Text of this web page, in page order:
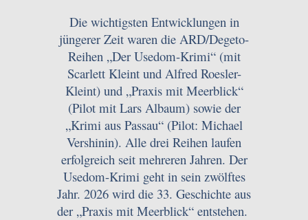
Die wichtigsten Entwicklungen in
jüngerer Zeit waren die ARD/Degeto-
Reihen „Der Usedom-Krimi“ (mit
Scarlett Kleint und Alfred Roesler-
Kleint) und „Praxis mit Meerblick“
(Pilot mit Lars Albaum) sowie der
„Krimi aus Passau“ (Pilot: Michael
Vershinin). Alle drei Reihen laufen
erfolgreich seit mehreren Jahren. Der
Usedom-Krimi geht in sein zwölftes
Jahr. 2026 wird die 33. Geschichte aus
der „Praxis mit Meerblick“ entstehen.